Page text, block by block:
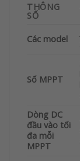
THÔNG
SỐ
Các model
Số MPPT
Dòng DC
đầu vào tối
đa mỗi
MPPT